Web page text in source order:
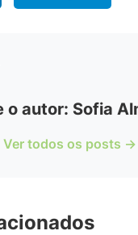
o autor: Sofia
Ver todos os posts →